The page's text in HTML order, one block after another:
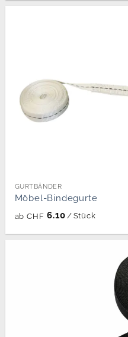
GURTBÄNDER
Möbel-Bindegurte
ab CHF 6.10 / Stück